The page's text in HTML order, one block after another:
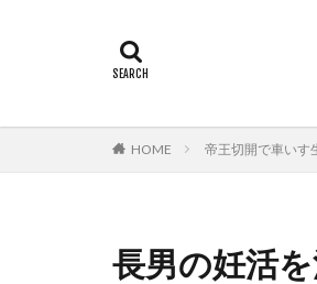
HOME 帝王切開で車いす
長男の妊活